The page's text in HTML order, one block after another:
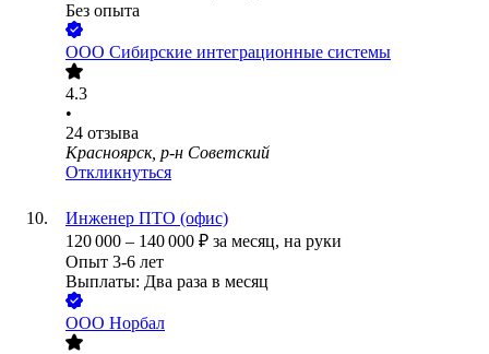
Без опыта
ООО Сибирские интеграционные системы
4.3
•
24 отзыва
Красноярск, р-н Советский
Откликнуться
Инженер ПТО (офис)
120 000 – 140 000 ₽ за месяц, на руки
Опыт 3-6 лет
Выплаты: Два раза в месяц
ООО Норбал